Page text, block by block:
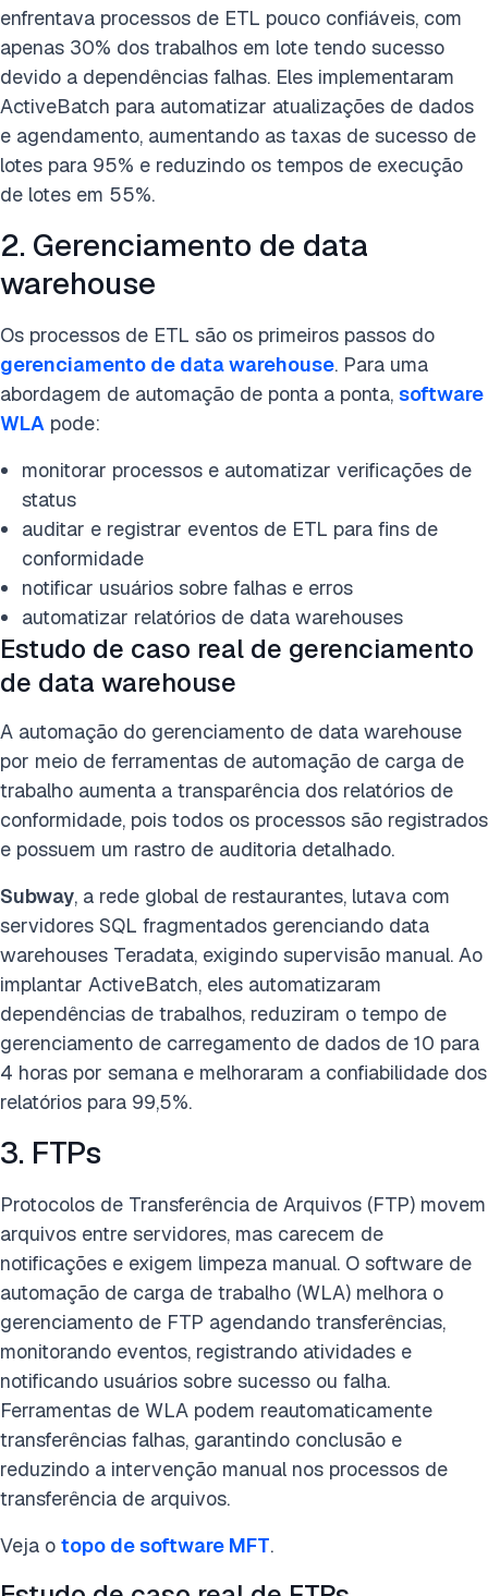
Feito
enfrentava processos de ETL pouco confiáveis, com
apenas 30% dos trabalhos em lote tendo sucesso
devido a dependências falhas. Eles implementaram
ActiveBatch para automatizar atualizações de dados
e agendamento, aumentando as taxas de sucesso de
lotes para 95% e reduzindo os tempos de execução
de lotes em 55%.
2. Gerenciamento de data
warehouse
Os processos de ETL são os primeiros passos do
gerenciamento de data warehouse. Para uma
abordagem de automação de ponta a ponta, software
WLA pode:
monitorar processos e automatizar verificações de
status
auditar e registrar eventos de ETL para fins de
conformidade
notificar usuários sobre falhas e erros
automatizar relatórios de data warehouses
Estudo de caso real de gerenciamento
de data warehouse
A automação do gerenciamento de data warehouse
por meio de ferramentas de automação de carga de
trabalho aumenta a transparência dos relatórios de
conformidade, pois todos os processos são registrados
e possuem um rastro de auditoria detalhado.
Subway, a rede global de restaurantes, lutava com
servidores SQL fragmentados gerenciando data
warehouses Teradata, exigindo supervisão manual. Ao
implantar ActiveBatch, eles automatizaram
dependências de trabalhos, reduziram o tempo de
gerenciamento de carregamento de dados de 10 para
4 horas por semana e melhoraram a confiabilidade dos
relatórios para 99,5%.
3. FTPs
Protocolos de Transferência de Arquivos (FTP) movem
arquivos entre servidores, mas carecem de
notificações e exigem limpeza manual. O software de
automação de carga de trabalho (WLA) melhora o
gerenciamento de FTP agendando transferências,
monitorando eventos, registrando atividades e
notificando usuários sobre sucesso ou falha.
Ferramentas de WLA podem reautomaticamente
transferências falhas, garantindo conclusão e
reduzindo a intervenção manual nos processos de
transferência de arquivos.
Veja o topo de software MFT.